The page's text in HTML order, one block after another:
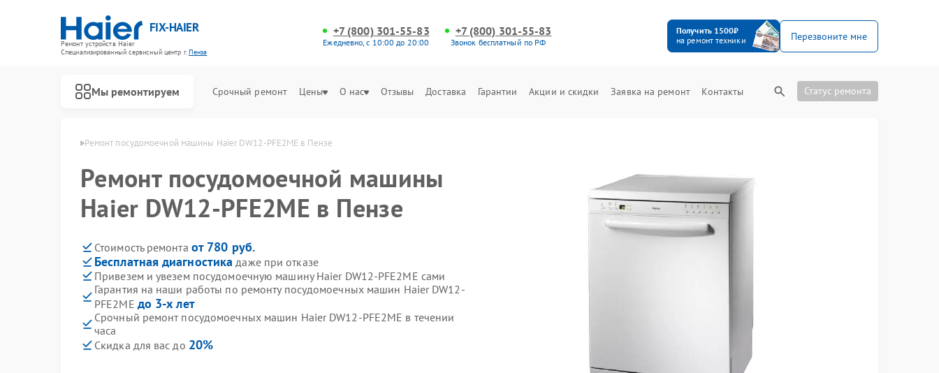
FIX-HAIER
Ремонт устройств Haier
Специализированный cервисный центр г.Пенза
+7 (800) 301-55-83
Ежедневно, с 10:00 до 20:00
+7 (800) 301-55-83
Звонок бесплатный по РФ
Получить 1500₽
на ремонт техники
Перезвоните мне
Мы ремонтируем Срочный ремонт Цены О нас Отзывы Доставка Гарантии Акции и скидки Заявка на ремонт Контакты Статус ремонта
Ремонт посудомоечной машины Haier DW12-PFE2ME в Пензе
Ремонт посудомоечной машины
Haier DW12-PFE2ME в Пензе
Стоимость ремонта от 780 руб.
Бесплатная диагностика даже при отказе
Привезем и увезем посудомоечную машину Haier DW12-PFE2ME сами
Гарантия на наши работы по ремонту посудомоечных машин Haier DW12-
PFE2ME до 3-х лет
Срочный ремонт посудомоечных машин Haier DW12-PFE2ME в течении
часа
Скидка для вас до 20%